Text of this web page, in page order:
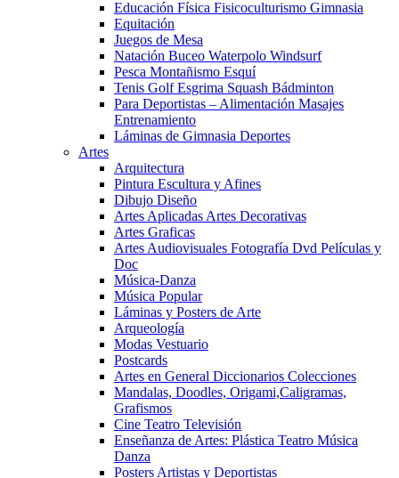
Educación Física Fisicoculturismo Gimnasia
Equitación
Juegos de Mesa
Natación Buceo Waterpolo Windsurf
Pesca Montañismo Esquí
Tenis Golf Esgrima Squash Bádminton
Para Deportistas – Alimentación Masajes
Entrenamiento
Láminas de Gimnasia Deportes
Artes
Arquitectura
Pintura Escultura y Afines
Dibujo Diseño
Artes Aplicadas Artes Decorativas
Artes Graficas
Artes Audiovisuales Fotografía Dvd Películas y
Doc
Música-Danza
Música Popular
Láminas y Posters de Arte
Arqueología
Modas Vestuario
Postcards
Artes en General Diccionarios Colecciones
Mandalas, Doodles, Origami,Caligramas,
Grafismos
Cine Teatro Televisión
Enseñanza de Artes: Plástica Teatro Música
Danza
Posters Artistas y Deportistas